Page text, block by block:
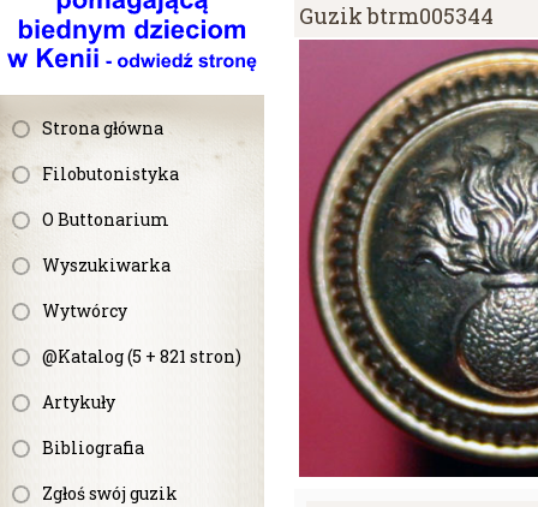
Strona główna
Filobutonistyka
O Buttonarium
Wyszukiwarka
Wytwórcy
@Katalog (5 + 821 stron)
Artykuły
Bibliografia
Zgłoś swój guzik
Guzik btrm005344